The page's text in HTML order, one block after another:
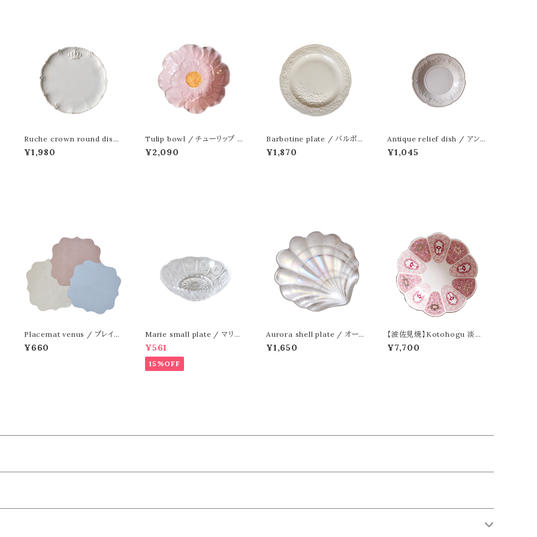
Ruche crown round dish
/ ルーシュクラウン ラウンド デ
ィッシュ 20cm
¥1,980
Tulip bowl / チューリップ ボ
ウルM
¥2,090
Barbotine plate / バルポテ
ィーヌ プレート 19cm
¥1,870
Antique relief dish / アン
ティーク レリーフ ディッシュ 1
6cm
¥1,045
Placemat venus / プレイス
マット ビーナス
¥660
Marie small plate / マリー
小皿
¥561
15%OFF
Aurora shell plate / オー
ロラシェルプレート
¥1,650
【波佐見焼】Kotohogu 淡藤
小鉢
¥7,700